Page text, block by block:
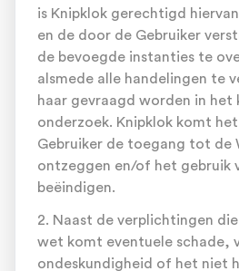
is Knipklok gerechtigd
en de door de Gebruiker
de bevoegde instanties te
alsmede alle handelingen te
haar gevraagd worden in het
onderzoek. Knipklok komt
Gebruiker de toegang tot de
ontzeggen en/of het gebruik
beëindigen.
2. Naast de verplichtingen
wet komt eventuele schade,
ondeskundigheid of het niet